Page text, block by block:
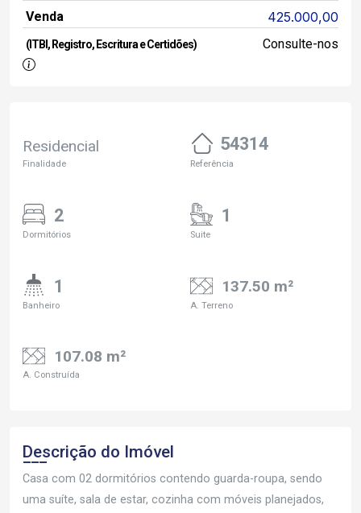
Venda 425.000,00
(ITBI, Registro, Escritura e Certidões) Consulte-nos
Residencial
Finalidade
54314
Referência
2
Dormitórios
1
Suite
1
Banheiro
137.50 m²
A. Terreno
107.08 m²
A. Construída
Descrição do Imóvel
Casa com 02 dormitórios contendo guarda-roupa, sendo
uma suíte, sala de estar, cozinha com móveis planejados,